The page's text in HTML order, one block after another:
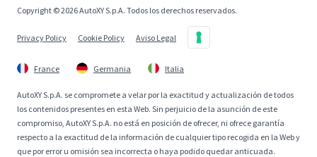
Copyright © 2026 AutoXY S.p.A. Todos los derechos reservados.
Privacy Policy Cookie Policy Aviso Legal
France Germania Italia
AutoXY S.p.A. se compromete a velar por la exactitud y actualización de todos
los contenidos presentes en esta Web. Sin perjuicio de la asunción de este
compromiso, AutoXY S.p.A. no está en posición de ofrecer, ni ofrece garantía
respecto a la exactitud de la información de cualquier tipo recogida en la Web y
que por error u omisión sea incorrecta o haya podido quedar anticuada.